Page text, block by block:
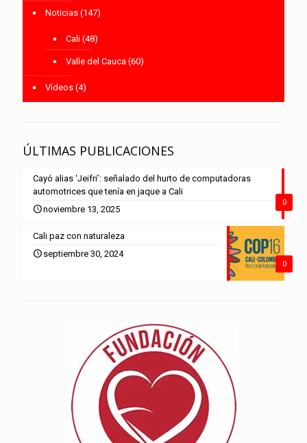
Noticias (147)
Cali (48)
Valle del Cauca (60)
Vídeos (4)
ÚLTIMAS PUBLICACIONES
0
Cayó alias ‘Jeifri’: señalado del hurto de computadoras
automotrices que tenía en jaque a Cali
noviembre 13, 2025
0
Cali paz con naturaleza
septiembre 30, 2024